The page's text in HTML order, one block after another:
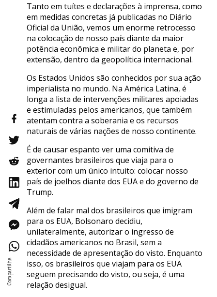
Tanto em tuítes e declarações à imprensa, como
em medidas concretas já publicadas no Diário
Oficial da União, vemos um enorme retrocesso
na colocação de nosso país diante da maior
potência econômica e militar do planeta e, por
extensão, dentro da geopolítica internacional.
Os Estados Unidos são conhecidos por sua ação
imperialista no mundo. Na América Latina, é
longa a lista de intervenções militares apoiadas
e estimuladas pelos americanos, que também
atentam contra a soberania e os recursos
naturais de várias nações de nosso continente.
É de causar espanto ver uma comitiva de
governantes brasileiros que viaja para o
exterior com um único intuito: colocar nosso
país de joelhos diante dos EUA e do governo de
Trump.
Além de falar mal dos brasileiros que imigram
para os EUA, Bolsonaro decidiu,
unilateralmente, autorizar o ingresso de
cidadãos americanos no Brasil, sem a
necessidade de apresentação do visto. Enquanto
isso, os brasileiros que viajam para os EUA
seguem precisando do visto, ou seja, é uma
relação desigual.